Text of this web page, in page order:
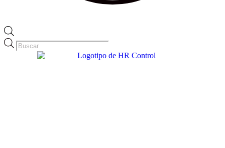
Búsqueda
de
productos